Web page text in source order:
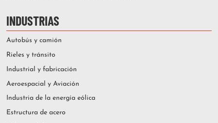
INDUSTRIAS
Autobús y camión
Rieles y tránsito
Industrial y fabricación
Aeroespacial y Aviación
Industria de la energía eólica
Estructura de acero